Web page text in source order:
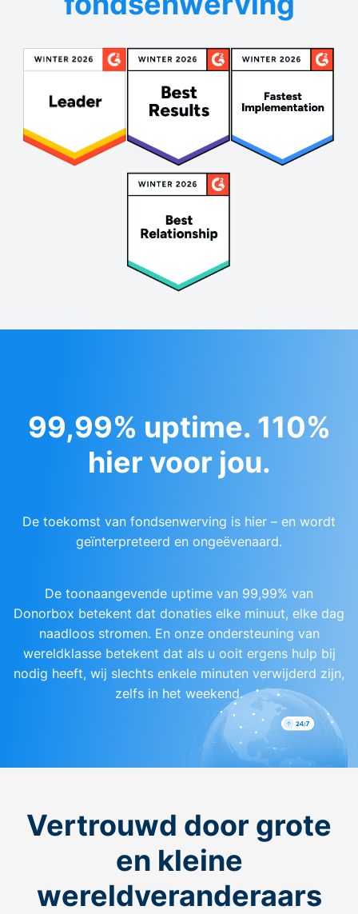
99,99% uptime. 110%
hier voor jou.
De toekomst van fondsenwerving is hier – en wordt
geïnterpreteerd en ongeëvenaard.
De toonaangevende uptime van 99,99% van
Donorbox betekent dat donaties elke minuut, elke dag
naadloos stromen. En onze ondersteuning van
wereldklasse betekent dat als u ooit ergens hulp bij
nodig heeft, wij slechts enkele minuten verwijderd zijn,
zelfs in het weekend.
Vertrouwd door grote
en kleine
wereldveranderaars